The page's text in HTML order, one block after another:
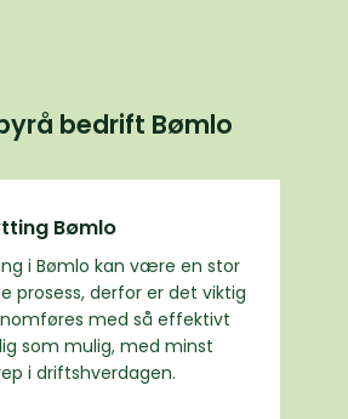
bedrift Bømlo
Bømlo
i Bømlo kan være en stor
prosess, derfor er det viktig
med så effektivt
som mulig, med minst
i driftshverdagen.